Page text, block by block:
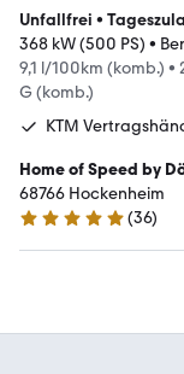
Unfallfrei •
368 kW (500 PS) •
9,1 l/100km (komb.) •
G (komb.)
KTM
Home of Speed by
68766 Hockenheim
5 Sterne
(36)